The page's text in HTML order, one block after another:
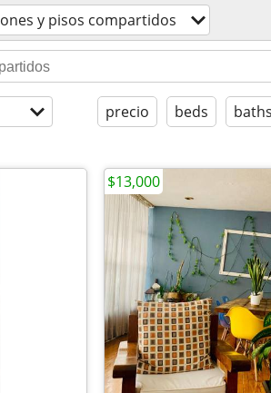
y pisos compartidos
precio beds baths
$13,000